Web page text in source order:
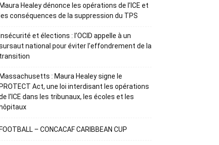
Healey dénonce les opérations de l’ICE et
conséquences de la suppression du TPS
et élections : l’OCID appelle à un
national pour éviter l’effondrement de la
: Maura Healey signe le
Act, une loi interdisant les opérations
l’ICE dans les tribunaux, les écoles et les
– CONCACAF CARIBBEAN CUP